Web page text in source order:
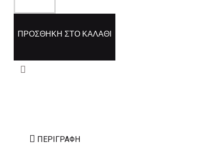
ΠΡΟΣΘΉΚΗ ΣΤΟ ΚΑΛΆΘΙ
ΠΕΡΙΓΡΑΦΉ